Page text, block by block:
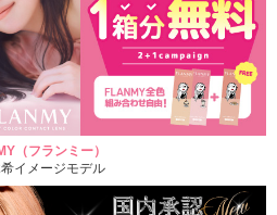
（フランミー）
イメージモデル